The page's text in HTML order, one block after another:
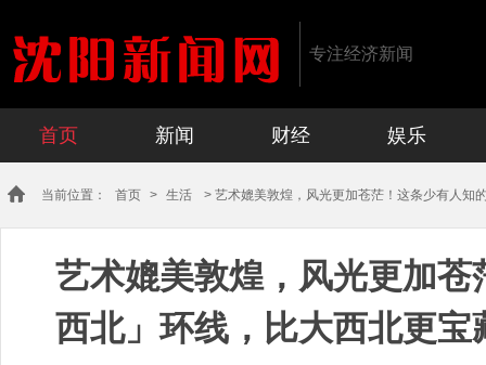
专注经济新闻
首页 新闻 财经 娱乐
当前位置： 首页 > 生活 > 艺术媲美敦煌，风光更加苍茫！这条少有人知
艺术媲美敦煌，风光更加
西北」环线，比大西北更宝